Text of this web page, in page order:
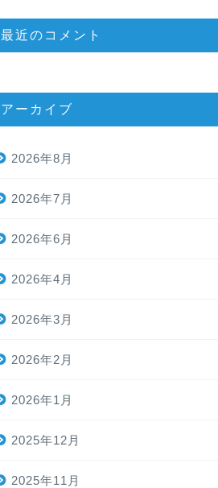
最近のコメント
アーカイブ
2026年8月
2026年7月
2026年6月
2026年4月
2026年3月
2026年2月
2026年1月
2025年12月
2025年11月